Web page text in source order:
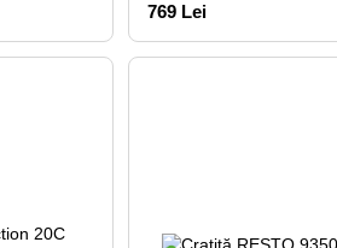
769 Lei